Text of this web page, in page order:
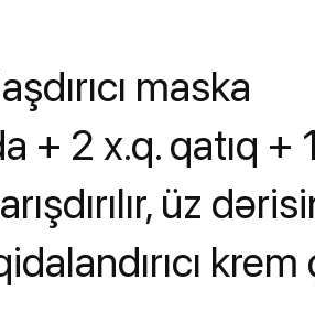
maska
+ 2 x.q. qatıq
üz
krem